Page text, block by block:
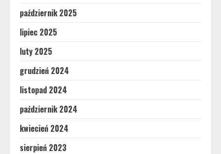
październik 2025
lipiec 2025
luty 2025
grudzień 2024
listopad 2024
październik 2024
kwiecień 2024
sierpień 2023